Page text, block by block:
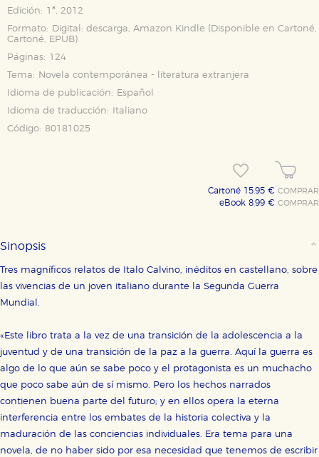
Edición: 1ª, 2012
Formato:
Digital: descarga, Amazon Kindle (Disponible en Cartoné,
Cartoné, EPUB)
Páginas: 124
Tema:
Novela contemporánea - literatura extranjera
Idioma de publicación:
Español
Idioma de traducción:
Italiano
Código: 80181025
Cartoné 15,95 € COMPRAR
eBook 8,99 € COMPRAR
Sinopsis
Tres magníficos relatos de Italo Calvino, inéditos en castellano, sobre
las vivencias de un joven italiano durante la Segunda Guerra
Mundial.
«Este libro trata a la vez de una transición de la adolescencia a la
juventud y de una transición de la paz a la guerra. Aquí la guerra es
algo de lo que aún se sabe poco y el protagonista es un muchacho
que poco sabe aún de sí mismo. Pero los hechos narrados
contienen buena parte del futuro; y en ellos opera la eterna
interferencia entre los embates de la historia colectiva y la
maduración de las conciencias individuales. Era tema para una
novela, de no haber sido por esa necesidad que tenemos de escribir